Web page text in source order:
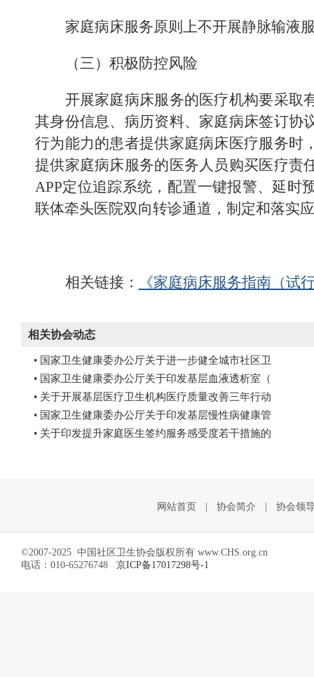
家庭病床服务原则上不开展静脉输液
（三）积极防控风险
开展家庭病床服务的医疗机构要采取
其身份信息、病历资料、家庭病床签订协
行为能力的患者提供家庭病床医疗服务时
提供家庭病床服务的医务人员购买医疗责
APP定位追踪系统，配置一键报警、延时
联体牵头医院双向转诊通道，制定和落实
相关链接： 《家庭病床服务指南（试
相关协会动态
• 国家卫生健康委办公厅关于进一步健全城市社区卫
• 国家卫生健康委办公厅关于印发基层血液透析室（
• 关于开展基层医疗卫生机构医疗质量改善三年行动
• 国家卫生健康委办公厅关于印发基层慢性病健康管
• 关于印发提升家庭医生签约服务感受度若干措施的
网站首页 协会简介 协会领
©2007-2025 中国社区卫生协会版权所有 www.CHS.org.cn
电话：010-65276748
京ICP备17017298号-1